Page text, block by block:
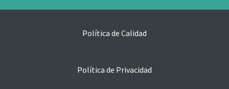
Política de Calidad
Política de Privacidad